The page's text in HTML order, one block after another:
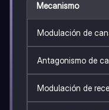
Mecanismo
Modulación de
Antagonismo de
Modulación de